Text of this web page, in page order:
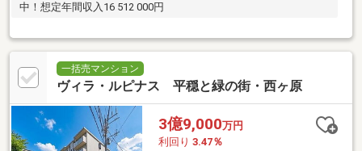
中！想定年間収入16 512 000円
一括売マンション
ヴィラ・ルピナス 平穏と緑の街・西ヶ原
3億9,000万円
利回り 3.47％